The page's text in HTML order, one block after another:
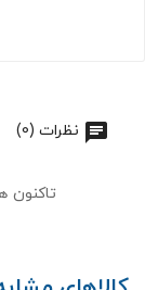
نظرات (0)
تاکنون